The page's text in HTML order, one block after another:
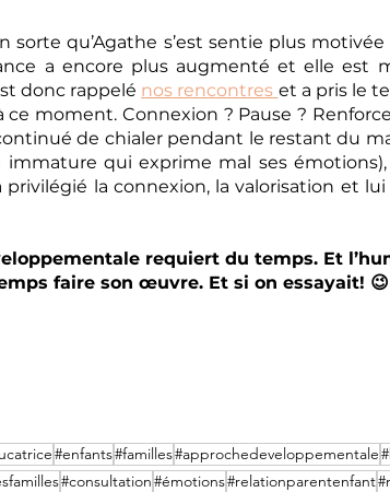
sorte qu’Agathe s’est sentie plus
a encore plus augmenté et elle est
donc rappelé nos rencontres et a pris le
ce moment. Connexion ? Pause ?
de chialer pendant le restant du
qui exprime mal ses
la connexion, la valorisation et
requiert du temps. Et
faire son œuvre. Et si on essayait! 😉
#enfants#familles#approchedeveloppementale
#consultation#émotions#relationparentenfant